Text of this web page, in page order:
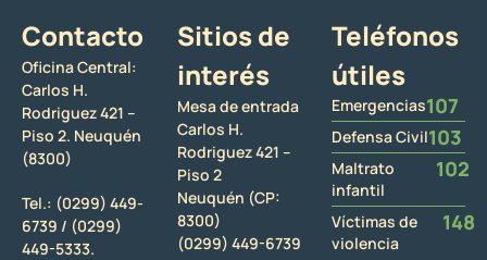
Contacto
Oficina Central:
Carlos H.
Rodriguez 421 –
Piso 2. Neuquén
(8300)
Tel.: (0299) 449-
6739 / (0299)
449-5333.
Sitios de
interés
Mesa de entrada
Carlos H.
Rodriguez 421 –
Piso 2
Neuquén (CP:
8300)
(0299) 449-6739
Teléfonos
útiles
Emergencias107
Defensa Civil103
Maltrato
infantil
102
Víctimas de
violencia
148